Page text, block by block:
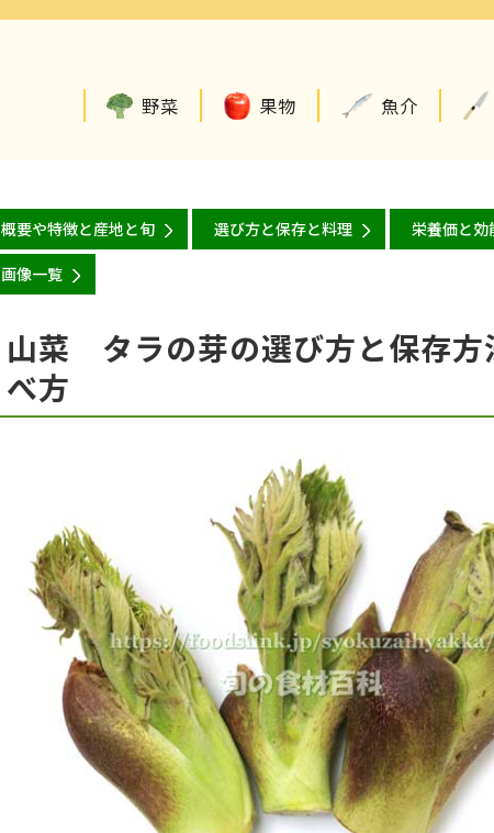
野菜 果物 魚介
概要や特徴と産地と旬 選び方と保存と料理 栄養価と効
画像一覧
山菜 タラの芽の選び方と保存方
べ方